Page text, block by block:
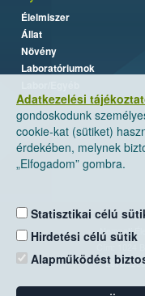
Adatkezelési
gondoskodunk
cookie-kat (sütiket)
érdekében, melynek
„Elfogadom” gombra.
Statisztikai célú
Hirdetési célú sütik
Alapműködést
Élelmiszer
Állat
Növény
Laboratóriumok
Nemzeti